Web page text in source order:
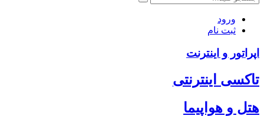
ورود
ثبت نام
اپراتور و اینترنت
تاکسی اینترنتی
هتل و هواپیما